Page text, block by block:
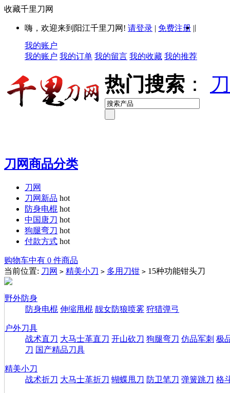
收藏千里刀网
嗨，欢迎来到阳江千里刀网! 请登录 | 免费注册 ||
我的账户
我的账户 我的订单 我的留言 我的收藏 我的推荐
热门搜索 ：
刀网商品分类
刀网
刀网新品 hot
防身电棍 hot
中国唐刀 hot
狗腿弯刀 hot
付款方式 hot
购物车中有 0 件商品
当前位置: 刀网 > 精美小刀 > 多用刀钳 > 15种功能钳头刀
野外防身
防身电棍 伸缩甩棍 靓女防狼喷雾 狩猎弹弓
户外刀具
战术直刀 大马士革直刀 开山砍刀 狗腿弯刀 仿品军刺 极
刀 国产精品刀具
精美小刀
战术折刀 大马士革折刀 蝴蝶甩刀 防卫笔刀 弹簧跳刀 格